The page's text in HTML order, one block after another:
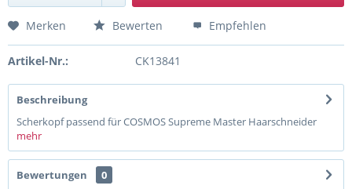
Merken Bewerten Empfehlen
Artikel-Nr.: CK13841
Beschreibung
Scherkopf passend für COSMOS Supreme Master Haarschneider
mehr
Bewertungen
0